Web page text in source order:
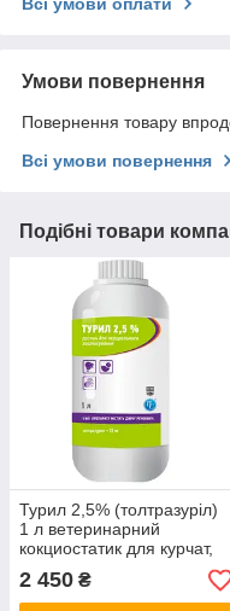
Умови повернення
Повернення товару
Всі умови повернення
Подібні товари
Турил 2,5% (толтразуріл)
1 л ветеринарний
кокциостатик для курчат,
бройлерів та індит
2 450 ₴